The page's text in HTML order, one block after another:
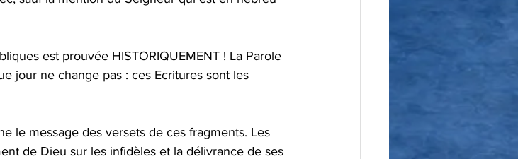
jour ne change pas : ces Ecritures sont les
de Dieu sur les infidèles et la délivrance de ses